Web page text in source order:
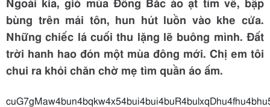
Ngoài kia, gió mùa Đông Bắc ào ạt tìm về, bập
bùng trên mái tôn, hun hút luồn vào khe cửa.
Những chiếc lá cuối thu lặng lẽ buông mình. Đất
trời hanh hao đón một mùa đông mới. Chị em tôi
chui ra khỏi chăn chờ mẹ tìm quần áo ấm.